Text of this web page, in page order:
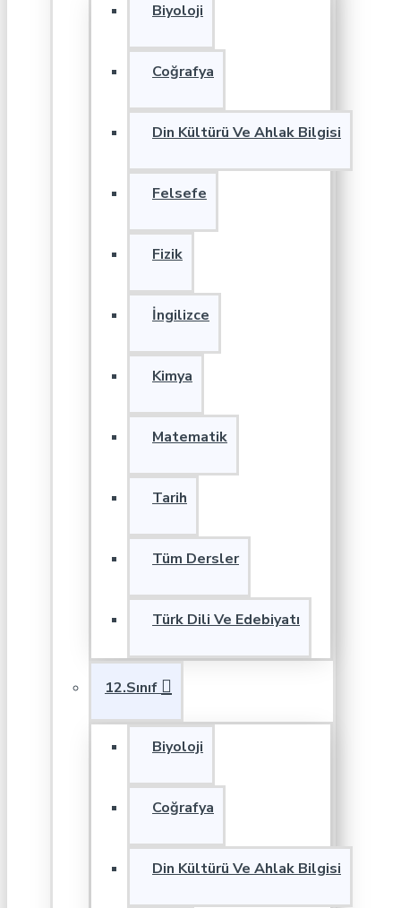
Biyoloji
Coğrafya
Din Kültürü Ve Ahlak Bilgisi
Felsefe
Fizik
İngilizce
Kimya
Matematik
Tarih
Tüm Dersler
Türk Dili Ve Edebiyatı
12.Sınıf
Biyoloji
Coğrafya
Din Kültürü Ve Ahlak Bilgisi